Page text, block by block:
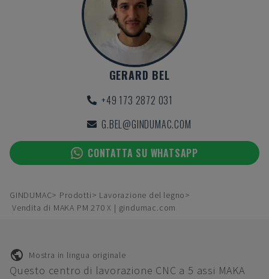
GERARD BEL
+49 173 2872 031
G.BEL@GINDUMAC.COM
CONTATTA SU WHATSAPP
GINDUMAC Prodotti
Lavorazione del legno
Vendita di MAKA PM 270 X | gindumac.com
Mostra in lingua originale
Questo centro di lavorazione CNC a 5 assi MAKA